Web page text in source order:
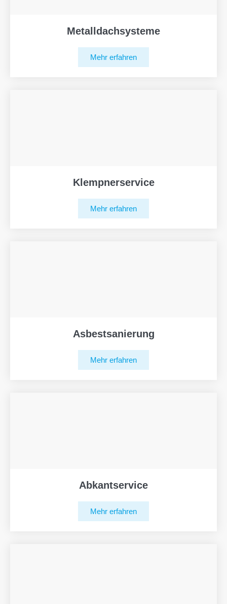
Metalldachsysteme
Mehr erfahren
Klempnerservice
Mehr erfahren
Asbestsanierung
Mehr erfahren
Abkantservice
Mehr erfahren